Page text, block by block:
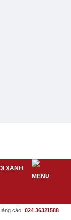
XANH
cáo: 024 36321588